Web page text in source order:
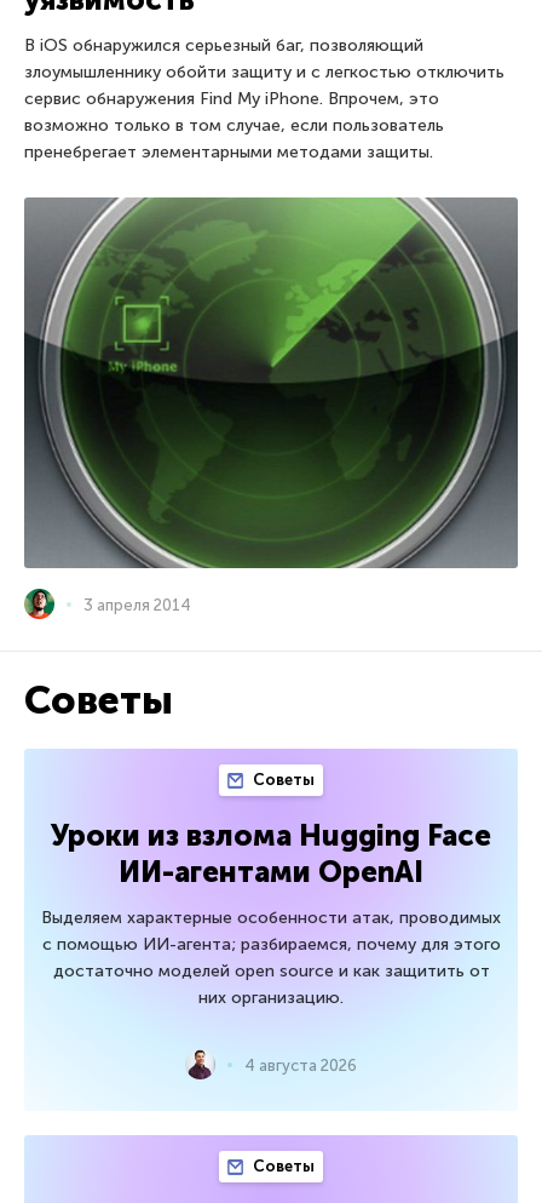
В iOS обнаружился серьезный баг, позволяющий
злоумышленнику обойти защиту и с легкостью отключить
сервис обнаружения Find My iPhone. Впрочем, это
возможно только в том случае, если пользователь
пренебрегает элементарными методами защиты.
3 апреля 2014
Советы
Советы
Уроки из взлома Hugging Face
ИИ-агентами OpenAI
Выделяем характерные особенности атак, проводимых
с помощью ИИ-агента; разбираемся, почему для этого
достаточно моделей open source и как защитить от
них организацию.
4 августа 2026
Советы